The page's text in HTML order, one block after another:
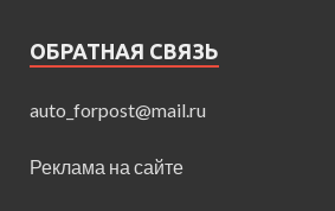
ОБРАТНАЯ СВЯЗЬ
auto_forpost@mail.ru
Реклама на сайте